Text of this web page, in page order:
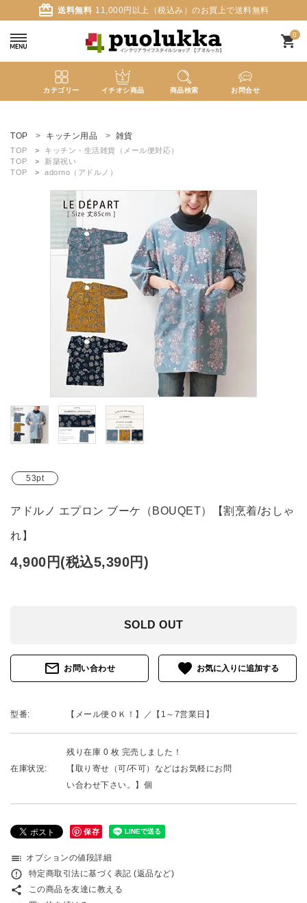
card_giftcard 送料無料 11,000円以上（税込み）のお買上で送料無料
0
shopping_cart
カテゴリー イチオシ商品 商品検索 お問合せ
ようこそ ゲスト 様
meeting_room ログイン
search
カテゴリーから探す
ガイドライン
TOP キッチン用品 雑貨
TOP
キッチン・生活雑貨（メール便対応）
TOP
新築祝い
TOP
adorno（アドルノ）
53pt
アドルノ エプロン ブーケ（BOUQET）【割烹着/おしゃ
れ】
4,900円(税込5,390円)
SOLD OUT
mail_outline お問い合わせ favorite
型番: 【メール便ＯＫ！】／【1～7営業日】
在庫状況:
残り在庫 0 枚 完売しました！
【取り寄せ（可/不可）などはお気軽にお問
い合わせ下さい。】個
保存
toc オプションの値段詳細
error_outline 特定商取引法に基づく表記 (返品など)
share この商品を友達に教える